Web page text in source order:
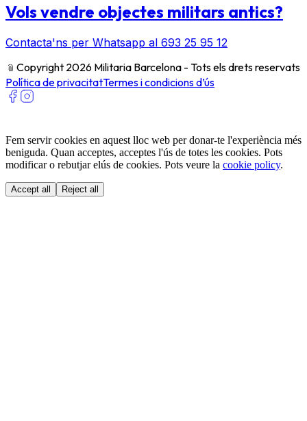
Vols vendre objectes militars antics?
Contacta'ns per Whatsapp al 693 25 95 12
﹫ Copyright 2026 Militaria Barcelona - Tots els drets reservats
Política de privacitatTermes i condicions d’ús
Fem servir cookies en aquest lloc web per donar-te l'experiència més
beniguda. Quan acceptes, acceptes l'ús de totes les cookies. Pots
modificar o rebutjar elús de cookies. Pots veure la cookie policy.
Accept all Reject all